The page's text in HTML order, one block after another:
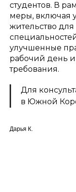
студентов. В
меры, включая
жительство
улучшенные
рабочий день
требования.
Для
в Южной
Дарья К.